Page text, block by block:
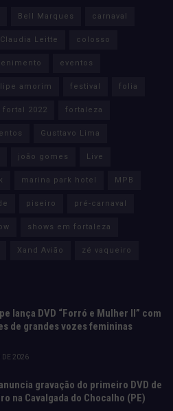
Bell Marques carnaval
Claudia Leitte colosso
eventos
amorim festival folia
fortal 2022 fortaleza
Gusttavo Lima
joão gomes Live
marina park hotel MPB
piseiro pré-carnaval
shows em fortaleza
Xand Avião zé vaqueiro
lança DVD “Forró e Mulher II” com
de grandes vozes femininas
DE 2026
gravação do primeiro DVD de
na Cavalgada do Chocalho (PE)